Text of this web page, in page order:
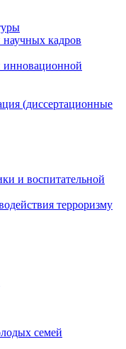
кадров
инновационной
(диссертационные
и воспитательной
терроризму
семей